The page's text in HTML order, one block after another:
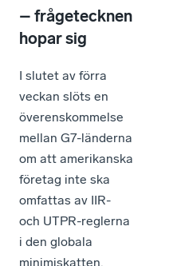
– frågetecknen
hopar sig
I slutet av förra
veckan slöts en
överenskommelse
mellan G7-länderna
om att amerikanska
företag inte ska
omfattas av IIR-
och UTPR-reglerna
i den globala
minimiskatten,